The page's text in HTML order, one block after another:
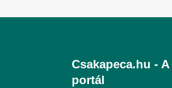
Csakapeca.hu -
portál